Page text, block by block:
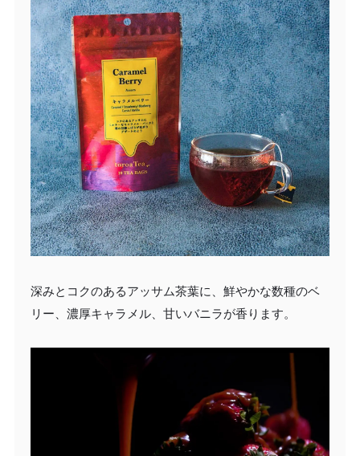
深みとコクのあるアッサム茶葉に、鮮やかな数種のベ
リー、濃厚キャラメル、甘いバニラが香ります。